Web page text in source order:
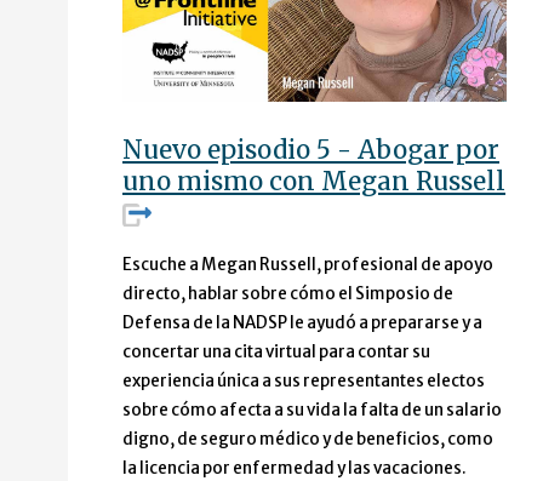
Nuevo episodio 5 - Abogar por
uno mismo con Megan Russell
Escuche a Megan Russell, profesional de apoyo
directo, hablar sobre cómo el Simposio de
Defensa de la NADSP le ayudó a prepararse y a
concertar una cita virtual para contar su
experiencia única a sus representantes electos
sobre cómo afecta a su vida la falta de un salario
digno, de seguro médico y de beneficios, como
la licencia por enfermedad y las vacaciones.